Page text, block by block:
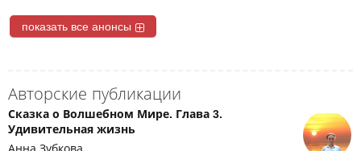
показать все анонсы
Авторские публикации
Сказка о Волшебном Мире. Глава 3.
Удивительная жизнь